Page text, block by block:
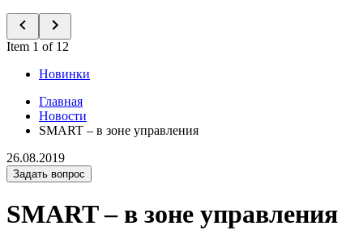
Item 1 of 12
Новинки
Главная
Новости
SMART – в зоне управления
26.08.2019
Задать вопрос
SMART – в зоне управления